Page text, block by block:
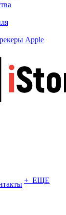
Apple
+ ЕЩЕ